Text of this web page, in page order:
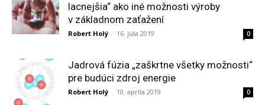
lacnejšia“ ako iné možnosti výroby
v základnom zaťažení
Robert Holý - 16. júla 2019 0
Jadrová fúzia „zaškrtne všetky možnosti“
pre budúci zdroj energie
Robert Holý - 10. apríla 2019 0